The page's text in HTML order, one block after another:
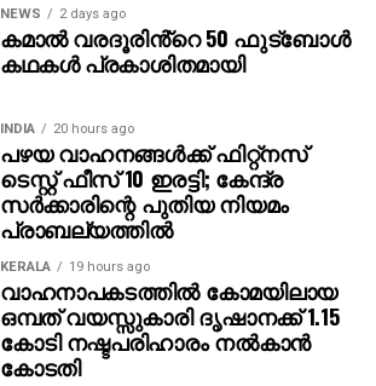
NEWS 2 days ago
കമാൽ വരദൂരിൻ്റെ 50 ഫുട്ബോൾ
കഥകൾ പ്രകാശിതമായി
INDIA 20 hours ago
പഴയ വാഹനങ്ങള്‍ക്ക് ഫിറ്റ്‌നസ്
ടെസ്റ്റ് ഫീസ് 10 ഇരട്ടി; കേന്ദ്ര
സര്‍ക്കാരിന്റെ പുതിയ നിയമം
പ്രാബല്യത്തില്‍
KERALA 19 hours ago
വാഹനാപകടത്തില്‍ കോമയിലായ
ഒമ്പത് വയസ്സുകാരി ദൃഷാനക്ക് 1.15
കോടി നഷ്ടപരിഹാരം നല്‍കാന്‍
കോടതി